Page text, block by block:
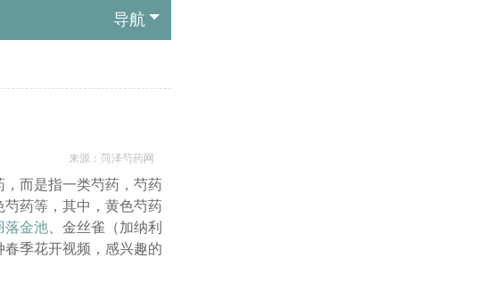
导航
来源：菏泽芍药网
而是指一类芍药，芍药
药等，其中，黄色芍药
落金池 、金丝雀（加纳利
季花开视频，感兴趣的